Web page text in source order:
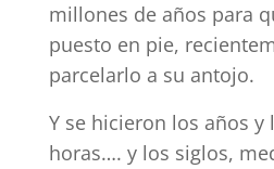
millones de años para
puesto en pie,
parcelarlo a su antojo.
Y se hicieron los años y
horas…. y los siglos,